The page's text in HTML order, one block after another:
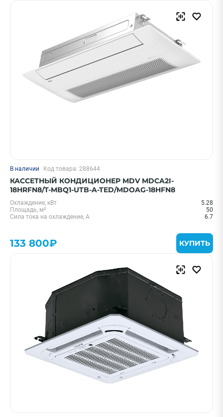
В наличии Код товара: 288644
КАССЕТНЫЙ КОНДИЦИОНЕР MDV MDCA2I-
18HRFN8/T-MBQ1-UTB-A-TED/MDOAG-18HFN8
Охлаждение, кВт
5.28
Площадь, м²
50
Сила тока на охлаждение, А
6.7
133 800₽ КУПИТЬ